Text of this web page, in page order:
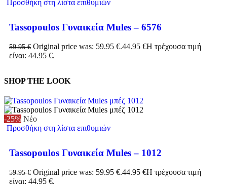
Προσθήκη στη λίστα επιθυμιών
Tassopoulos Γυναικεία Mules – 6576
59.95€ Original price was: 59.95 €.44.95 €Η τρέχουσα τιμή
είναι: 44.95 €.
SHOP THE LOOK
-25% Νέο
Προσθήκη στη λίστα επιθυμιών
Tassopoulos Γυναικεία Mules – 1012
59.95€ Original price was: 59.95 €.44.95 €Η τρέχουσα τιμή
είναι: 44.95 €.